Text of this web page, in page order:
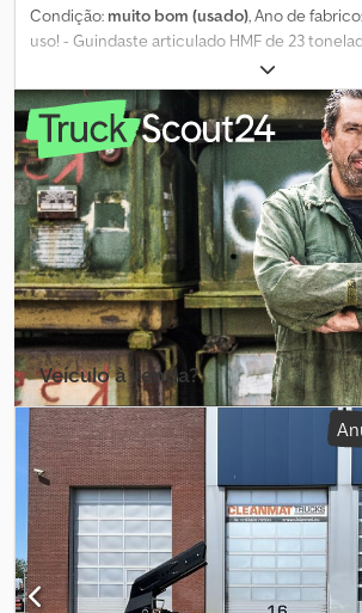
Condição: muito bom (usado), Ano de fabrico:
uso! - Guindaste articulado HMF de 23
RCS) - 4 extensões hidráulicas - 5ª e 6ª
Fly-Jib (também disponível connosco) -
Radiador de óleo - Equipado com sistema de
Gráfico de carga: * 4,5 metros -> 4.440 kg *
* 8,3 metros -> 2.210 kg * 10,3 metros -> 1.750
1.440 kg * Pode ser adquirido em combinação
700) A4684 Dwodezrv Skepfx Abzoa = Mais
técnico: muito bom Estado visual: muito bom
Mat Trucks B.V. Wageningsestraat 17 6673DB
Veículo à venda?
Criar anúncio